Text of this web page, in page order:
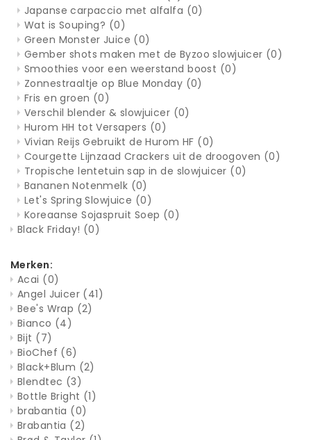
Japanse carpaccio met alfalfa (0)
Wat is Souping? (0)
Green Monster Juice (0)
Gember shots maken met de Byzoo slowjuicer (0)
Smoothies voor een weerstand boost (0)
Zonnestraaltje op Blue Monday (0)
Fris en groen (0)
Verschil blender & slowjuicer (0)
Hurom HH tot Versapers (0)
Vivian Reijs Gebruikt de Hurom HF (0)
Courgette Lijnzaad Crackers uit de droogoven (0)
Tropische lentetuin sap in de slowjuicer (0)
Bananen Notenmelk (0)
Let's Spring Slowjuice (0)
Koreaanse Sojaspruit Soep (0)
Black Friday! (0)
Merken:
Acai (0)
Angel Juicer (41)
Bee's Wrap (2)
Bianco (4)
Bijt (7)
BioChef (6)
Black+Blum (2)
Blendtec (3)
Bottle Bright (1)
brabantia (0)
Brabantia (2)